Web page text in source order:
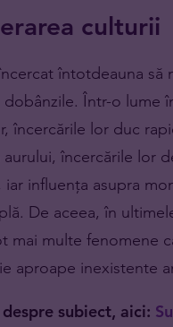
culturii
întotdeauna să
Într-o lume
încercările lor duc
aurului, încercările lor
iar influența asupra
De aceea, în
mai multe fenomene
aproape inexistente
subiect, aici: